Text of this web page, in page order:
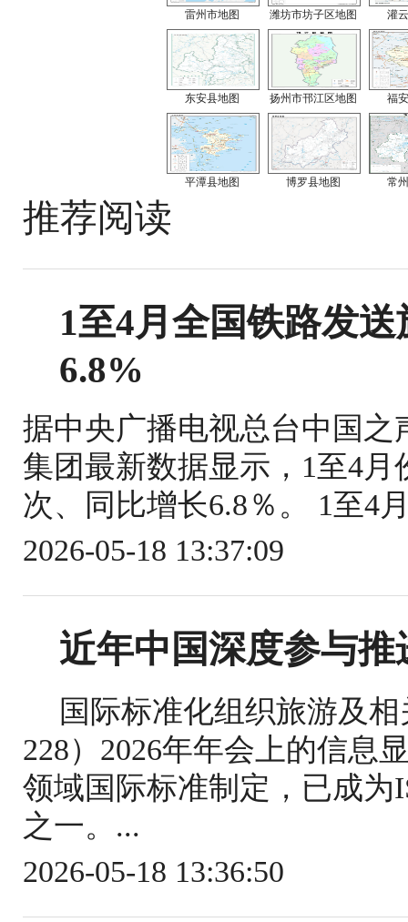
雷州市地图 潍坊市坊子区地图 灌
东安县地图 扬州市邗江区地图 福
平潭县地图 博罗县地图 常
推荐阅读
1至4月全国铁路发
6.8%
据中央广播电视总台中国
集团最新数据显示，1至4月
次、同比增长6.8％。 1至4
2026-05-18 13:37:09
近年中国深度参与
国际标准化组织旅游及
228）2026年年会上的信息
领域国际标准制定，已成为
之一。...
2026-05-18 13:36:50